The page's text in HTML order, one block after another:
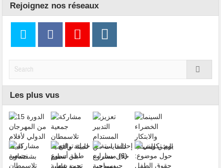
Rejoignez nos réseaux
Les plus vus